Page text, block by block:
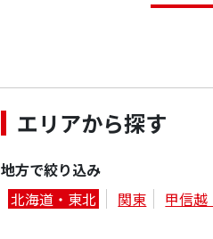
エリアから探す
地方で絞り込み
北海道・東北
関東 甲信越